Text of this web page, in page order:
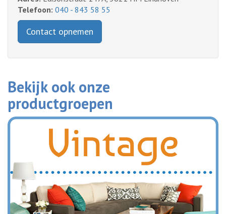
Telefoon: 040 - 843 58 55
Contact opnemen
Bekijk ook onze
productgroepen